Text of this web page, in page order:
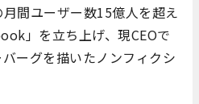
間ユーザー数15億人を超え
」を立ち上げ、現CEOで
ーグを描いたノンフィクシ